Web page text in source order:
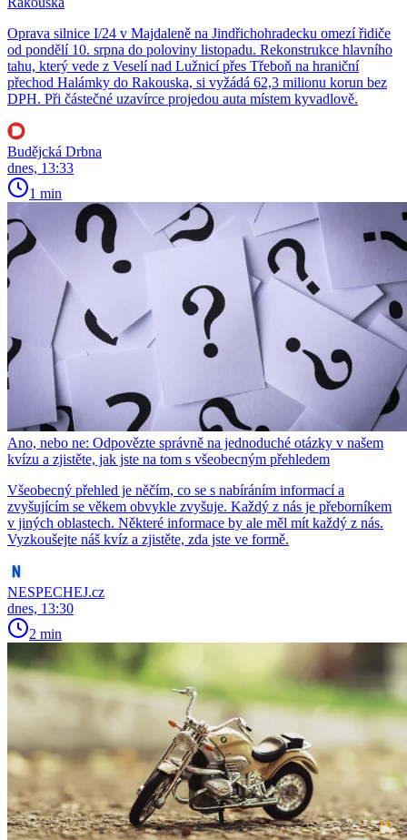
Oprava silnice I/24 v Majdaleně na Jindřichohradecku omezí řidiče
od pondělí 10. srpna do poloviny listopadu. Rekonstrukce hlavního
tahu, který vede z Veselí nad Lužnicí přes Třeboň na hraniční
přechod Halámky do Rakouska, si vyžádá 62,3 milionu korun bez
DPH. Při částečné uzavírce projedou auta místem kyvadlově.
Budějcká Drbna
dnes, 13:33
1 min
Ano, nebo ne: Odpovězte správně na jednoduché otázky v našem
kvízu a zjistěte, jak jste na tom s všeobecným přehledem
Všeobecný přehled je něčím, co se s nabíráním informací a
zvyšujícím se věkem obvykle zvyšuje. Každý z nás je přeborníkem
v jiných oblastech. Některé informace by ale měl mít každý z nás.
Vyzkoušejte náš kvíz a zjistěte, zda jste ve formě.
NESPECHEJ.cz
dnes, 13:30
2 min